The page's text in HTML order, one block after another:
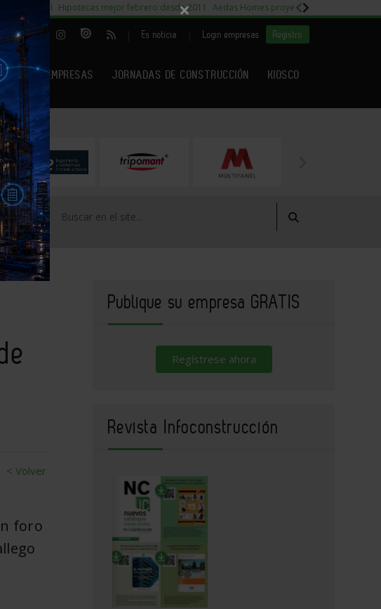
temporal Hipotecas mejor febrero desde 2011 Aedas Homes proyecto Fiora
Es noticia Login empresas Registro
EMPRESAS JORNADAS DE CONSTRUCCIÓN KIOSCO
< Volver
foro
Publique su empresa GRATIS
Regístrese ahora
Revista Infoconstrucción
×